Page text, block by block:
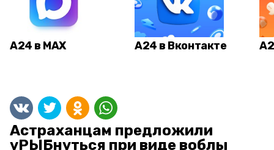
А24 в MAX А24 в Вконтакте
Астраханцам предложили
уРЫБнуться при виде воблы